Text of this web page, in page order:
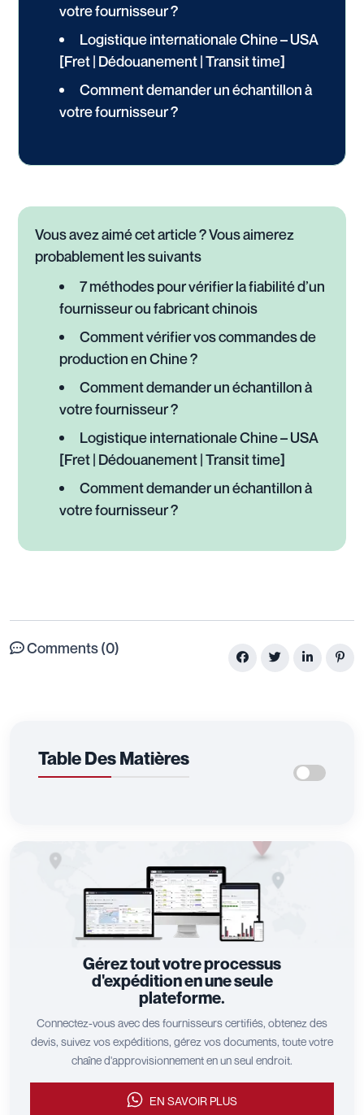
votre fournisseur ?
Logistique internationale Chine – USA
[Fret | Dédouanement | Transit time]
Comment demander un échantillon à
votre fournisseur ?
Vous avez aimé cet article ? Vous aimerez
probablement les suivants
7 méthodes pour vérifier la fiabilité d’un
fournisseur ou fabricant chinois
Comment vérifier vos commandes de
production en Chine ?
Comment demander un échantillon à
votre fournisseur ?
Logistique internationale Chine – USA
[Fret | Dédouanement | Transit time]
Comment demander un échantillon à
votre fournisseur ?
Comments (0)
Table Des Matières
Gérez tout votre processus
d'expédition en une seule
plateforme.
Connectez-vous avec des fournisseurs certifiés, obtenez des
devis, suivez vos expéditions, gérez vos documents, toute votre
chaîne d'approvisionnement en un seul endroit.
EN SAVOIR PLUS